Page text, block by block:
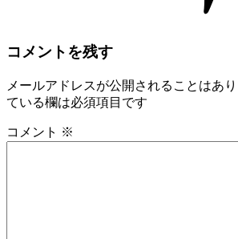
コメントを残す
メールアドレスが公開されることはあり
ている欄は必須項目です
コメント ※